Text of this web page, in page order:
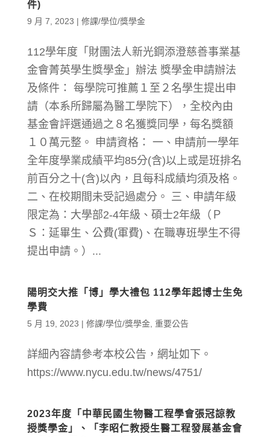
件)
9 月 7, 2023 | 修課/學位/獎學金
112學年度「財團法人新光鋼添澄慈善事業基
金會菁英學生獎學金」辦法 獎學金申請辦法
及條件： 每學院可推薦１至２名學生提出申
請（本系所歸屬為醫工學院下），全校內由
基金會評選通過之８名獲獎同學，每名獎額
１０萬元整。 申請資格： 一、申請前一學年
全年度學業成績平均85分(含)以上或是班排名
前百分之十(含)以內，且每科成績均須及格。
二、在校期間未受記過處分。 三、申請年級
限定為：大學部2-4年級、碩士2年級（Ｐ
Ｓ：延畢生、公費(軍費)、在職專班學生不得
提出申請。）...
陽明交大推「博」學大禮包 112學年起博士生免
學費
5 月 19, 2023 | 修課/學位/獎學金, 重要公告
詳細內容請參考本校公告，網址如下。
https://www.nycu.edu.tw/news/4751/
2023年度「中華民國生物醫工程學會張冠諒教
授獎學金」、「李昭仁教授生醫工程發展基金會